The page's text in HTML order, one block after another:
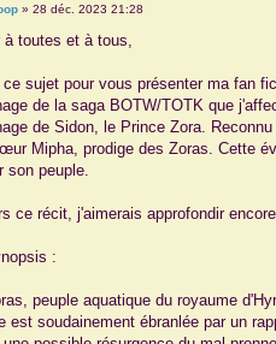
»28 déc. 2023 21:28
à toutes et à tous,
sujet pour vous présenter ma fan
de la saga BOTW/TOTK que
de Sidon, le Prince Zora.
Mipha, prodige des Zoras. Cette
son peuple.
ce récit, j'aimerais approfondir
:
peuple aquatique du royaume
est soudainement ébranlée par un